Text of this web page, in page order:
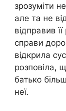
зрозуміти
але та не
відправив
справи
відкрила
розповіла,
батько
неї.